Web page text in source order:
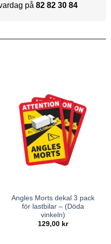
på 82 82 30 84
Angles Morts dekal 3 pack
för lastbilar – (Döda
vinkeln)
129,00 kr